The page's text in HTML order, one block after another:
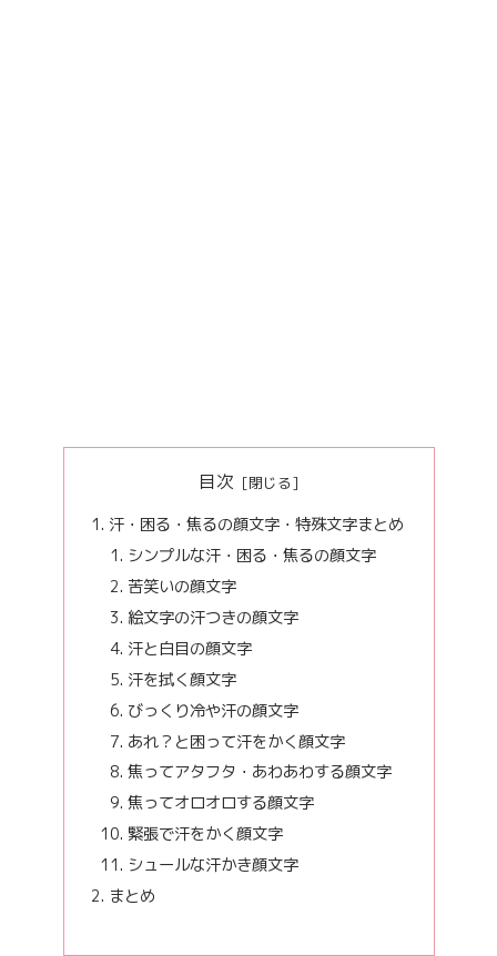
目次
汗・困る・焦るの顔文字・特殊文字まとめ
シンプルな汗・困る・焦るの顔文字
苦笑いの顔文字
絵文字の汗つきの顔文字
汗と白目の顔文字
汗を拭く顔文字
びっくり冷や汗の顔文字
あれ？と困って汗をかく顔文字
焦ってアタフタ・あわあわする顔文字
焦ってオロオロする顔文字
緊張で汗をかく顔文字
シュールな汗かき顔文字
まとめ